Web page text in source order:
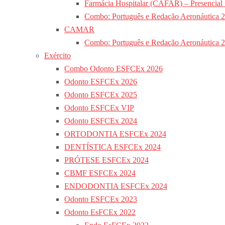
Farmácia Hospitalar (CAFAR) –
Combo: Português e Redação Aeronáutica
CAMAR
Combo: Português e Redação Aeronáutica
Exército
Combo Odonto ESFCEx 2026
Odonto ESFCEx 2026
Odonto ESFCEx 2025
Odonto ESFCEx VIP
Odonto ESFCEx 2024
ORTODONTIA ESFCEx 2024
DENTÍSTICA ESFCEx 2024
PRÓTESE ESFCEx 2024
CBMF ESFCEx 2024
ENDODONTIA ESFCEx 2024
Odonto ESFCEx 2023
Odonto EsFCEx 2022